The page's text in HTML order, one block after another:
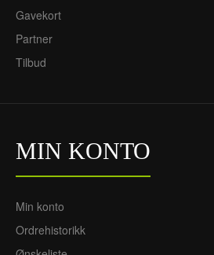
Gavekort
Partner
Tilbud
MIN KONTO
Min konto
Ordrehistorikk